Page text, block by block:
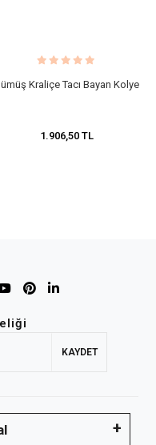
Kraliçe Tacı Bayan Kolye
1.906,50 TL
KAYDET